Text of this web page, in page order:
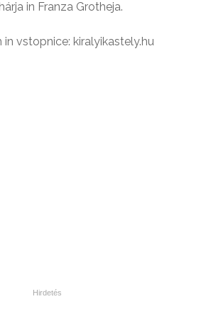
in Franza Grotheja.
vstopnice: kiralyikastely.hu